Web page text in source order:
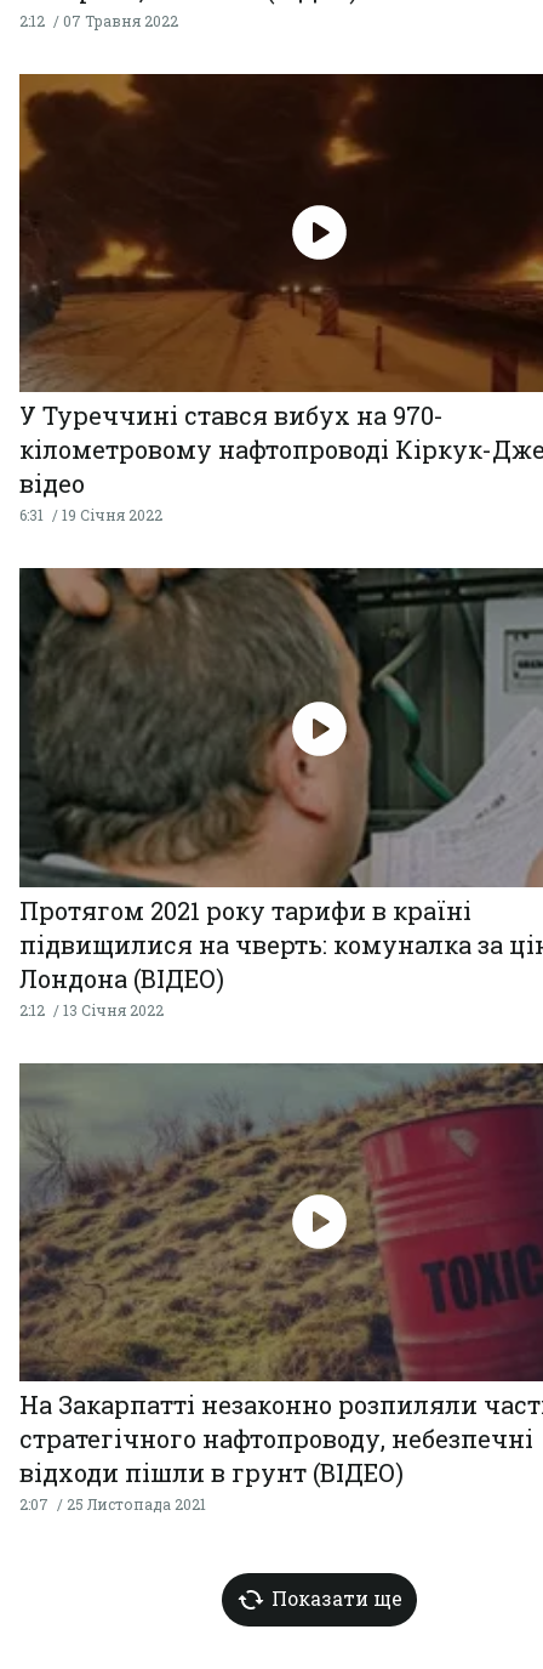
2:12 07 Травня 2022
У Туреччині стався вибух на 970-
кілометровому нафтопроводі Кіркук-
відео
6:31 19 Січня 2022
Протягом 2021 року тарифи в країні
підвищилися на чверть: комуналка за
Лондона (ВІДЕО)
2:12 13 Січня 2022
На Закарпатті незаконно розпиляли
стратегічного нафтопроводу, небезпечні
відходи пішли в грунт (ВІДЕО)
2:07 25 Листопада 2021
Показати ще